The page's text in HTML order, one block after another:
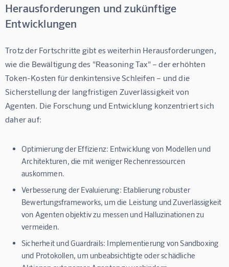
Herausforderungen und zukünftige
Entwicklungen
Trotz der Fortschritte gibt es weiterhin Herausforderungen,
wie die Bewältigung des "Reasoning Tax" – der erhöhten
Token-Kosten für denkintensive Schleifen – und die
Sicherstellung der langfristigen Zuverlässigkeit von
Agenten. Die Forschung und Entwicklung konzentriert sich
daher auf:
Optimierung der Effizienz: Entwicklung von Modellen und
Architekturen, die mit weniger Rechenressourcen
auskommen.
Verbesserung der Evaluierung: Etablierung robuster
Bewertungsframeworks, um die Leistung und Zuverlässigkeit
von Agenten objektiv zu messen und Halluzinationen zu
vermeiden.
Sicherheit und Guardrails: Implementierung von Sandboxing
und Protokollen, um unbeabsichtigte oder schädliche